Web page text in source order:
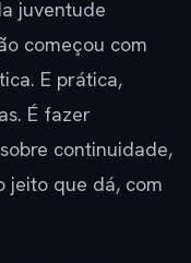
juventude
começou com
E prática,
É fazer
continuidade,
jeito que dá, com